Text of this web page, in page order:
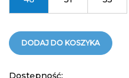
DODAJ DO KOSZYKA
Dostępność: